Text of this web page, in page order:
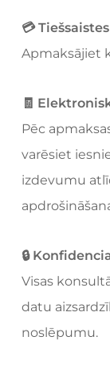
💳
Apmaksājiet
🧾
Pēc
varēsiet
izdevumu
🔒
Visas
datu
noslēpumu.